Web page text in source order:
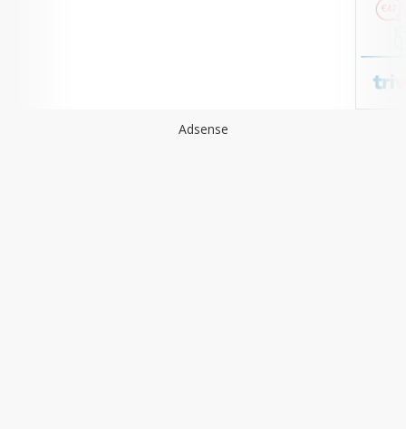
Adsense